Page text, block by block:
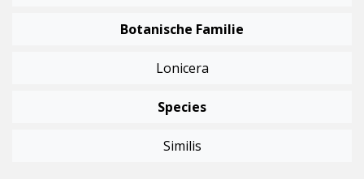
Botanische Familie
Lonicera
Species
Similis